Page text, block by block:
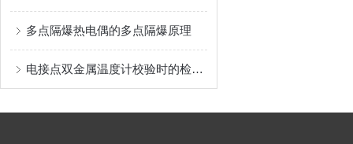
多点隔爆热电偶的多点隔爆原理
电接点双金属温度计校验时的检验顺序讲解